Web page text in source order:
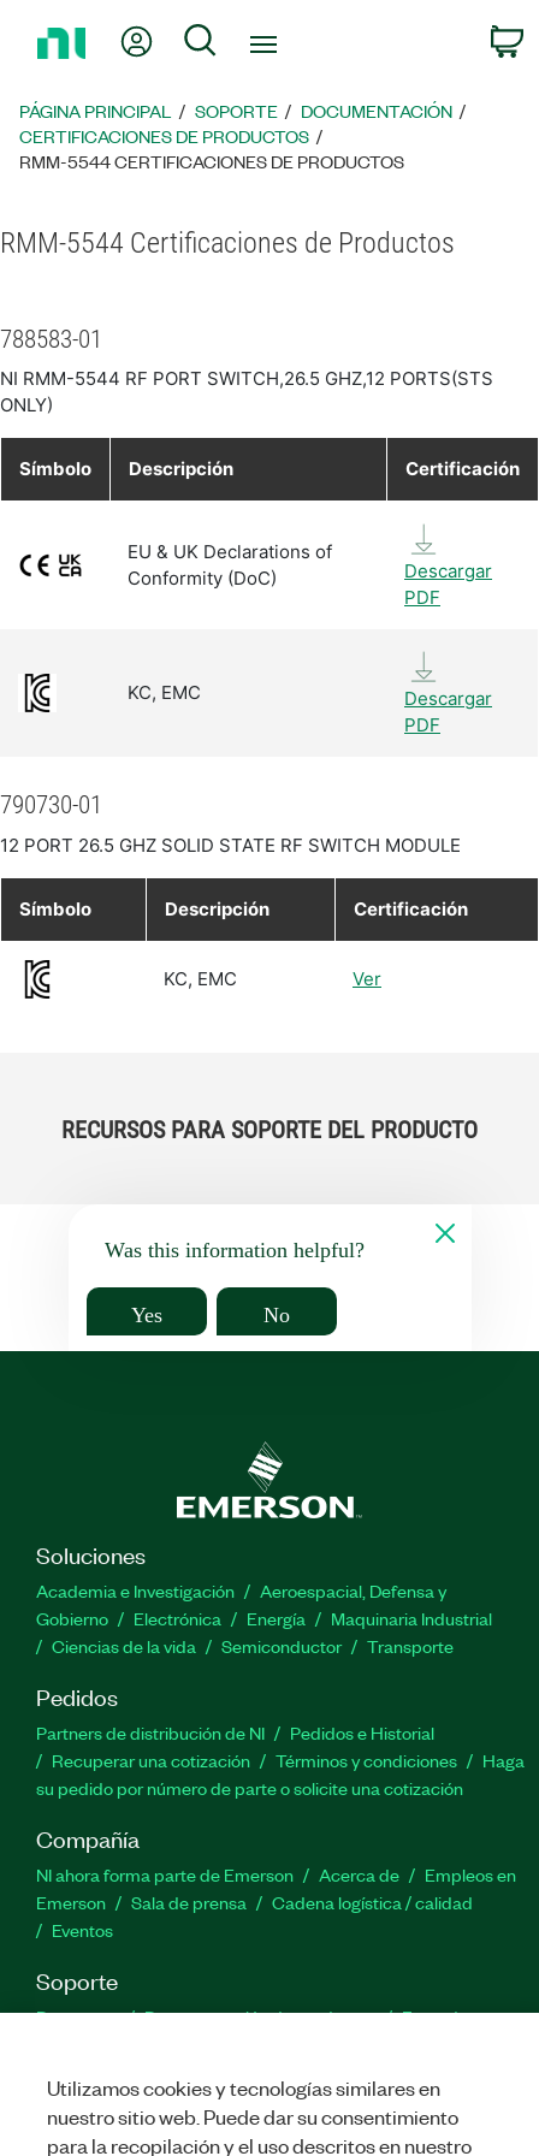
página
principal
Mi cuentaBúsqueda
PÁGINA PRINCIPAL SOPORTE
DOCUMENTACIÓN
CERTIFICACIONES DE PRODUCTOS
RMM-5544 CERTIFICACIONES DE PRODUCTOS
RMM-5544 Certificaciones de Productos
788583-01
NI RMM-5544 RF PORT SWITCH,26.5 GHZ,12 PORTS(STS
ONLY)
Símbolo Descripción Certificación
EU & UK Declarations of
Conformity (DoC)
Descargar
PDF
KC, EMC
Descargar
PDF
790730-01
12 PORT 26.5 GHZ SOLID STATE RF SWITCH MODULE
Símbolo Descripción Certificación
KC, EMC Ver
RECURSOS PARA SOPORTE DEL PRODUCTO
Was this information helpful?
Yes No
Soluciones
Academia e Investigación
Aeroespacial, Defensa y
Gobierno
Electrónica Energía
Maquinaria Industrial
Ciencias de la vida
Semiconductor Transporte
Pedidos
Partners de distribución de NI
Pedidos e Historial
Recuperar una cotización
Términos y condiciones
Haga
su pedido por número de parte o solicite una cotización
Compañía
NI ahora forma parte de Emerson Acerca de
Empleos en
Emerson
Sala de prensa
Cadena logística / calidad
Eventos
Soporte
Descargas Documentación de productos
Foros de
TwitterFacebook
LinkedIn
Utilizamos cookies y tecnologías similares en
nuestro sitio web. Puede dar su consentimiento
para la recopilación y el uso descritos en nuestro